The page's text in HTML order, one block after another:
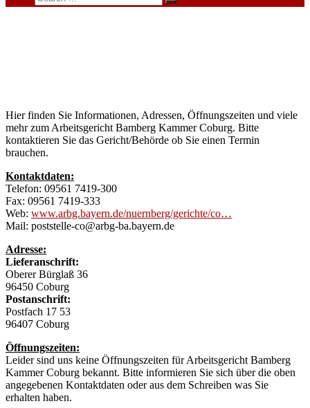
for:
Hier finden Sie Informationen, Adressen, Öffnungszeiten und viele
mehr zum Arbeitsgericht Bamberg Kammer Coburg. Bitte
kontaktieren Sie das Gericht/Behörde ob Sie einen Termin
brauchen.
Kontaktdaten:
Telefon: 09561 7419-300
Fax: 09561 7419-333
Web: www.arbg.bayern.de/nuernberg/gerichte/co…
Mail: poststelle-co@arbg-ba.bayern.de
Adresse:
Lieferanschrift:
Oberer Bürglaß 36
96450 Coburg
Postanschrift:
Postfach 17 53
96407 Coburg
Öffnungszeiten:
Leider sind uns keine Öffnungszeiten für Arbeitsgericht Bamberg
Kammer Coburg bekannt. Bitte informieren Sie sich über die oben
angegebenen Kontaktdaten oder aus dem Schreiben was Sie
erhalten haben.